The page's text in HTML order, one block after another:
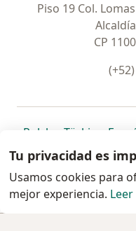
Piso 19 Col.
CP
Polska se abre en
Türkiye se
Portugal
se abre
México
Tu privacidad es
Usamos cookies para
mejor experiencia.